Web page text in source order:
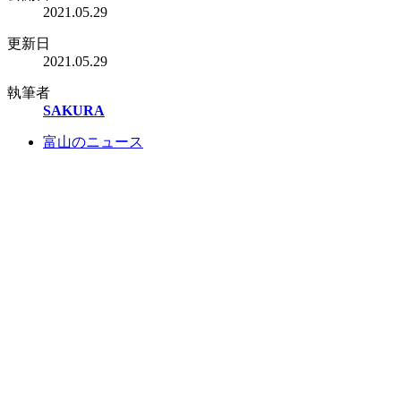
2021.05.29
更新日
2021.05.29
執筆者
SAKURA
富山のニュース